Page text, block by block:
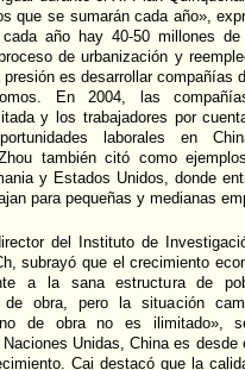
que se sumarán cada año»,
año hay 40-50 millones
de urbanización y
es desarrollar compañías
En 2004, las
y los trabajadores por
laborales en
también citó como
y Estados Unidos, donde
para pequeñas y medianas
del Instituto de
subrayó que el crecimiento
a la sana estructura de
de obra, pero la situación
de obra no es ilimitado»,
Unidas, China es desde
Cai destacó que la